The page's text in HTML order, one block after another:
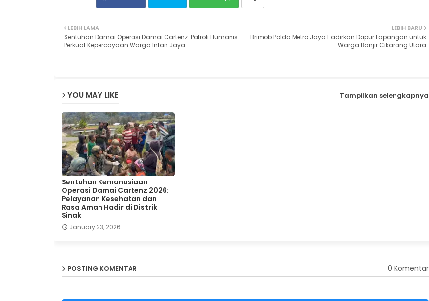
LEBIH BARU
Brimob Polda Metro Jaya Hadirkan Dapur Lapangan untuk
Warga Banjir Cikarang Utara
LEBIH LAMA
Sentuhan Damai Operasi Damai Cartenz: Patroli Humanis
Perkuat Kepercayaan Warga Intan Jaya
YOU MAY LIKE Tampilkan selengkapnya
Sentuhan Kemanusiaan
Operasi Damai Cartenz 2026:
Pelayanan Kesehatan dan
Rasa Aman Hadir di Distrik
Sinak
January 23, 2026
POSTING KOMENTAR 0 Komentar